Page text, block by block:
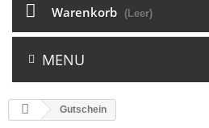
Warenkorb (Leer)
MENU
Gutschein